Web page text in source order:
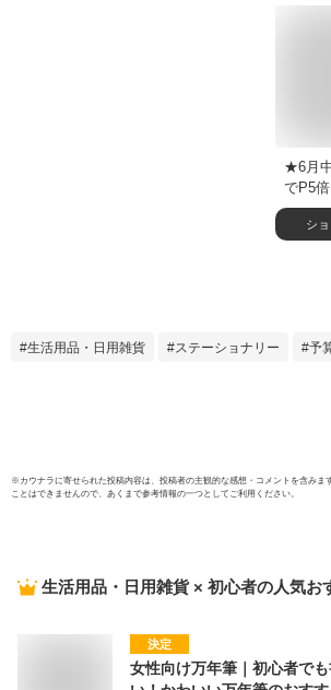
★6月
でP5
スケッ
点
術 絵
シ
生活用品・日用雑貨 ステーショナリー 予
※ カウナラに寄せられた投稿内容は、投稿者の主観的な感想・コメントを含みま
ことはできませんので、あくまで参考情報の一つとしてご利用ください。
生活用品・日用雑貨 × 初心者の人気お
決定
女性向け万年筆｜初心者で